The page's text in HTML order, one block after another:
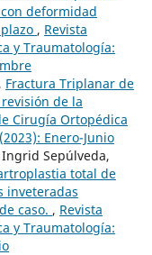
deformidad
, Revista
y Traumatología:
Fractura Triplanar de
de la
Cirugía Ortopédica
Enero-Junio
Sepúlveda,
total de
inveteradas
caso. , Revista
y Traumatología: